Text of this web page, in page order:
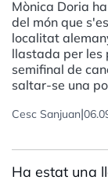
Mònica Doria
del món que
localitat
llastada per les
semifinal de
saltar-se una
Cesc Sanjuan|
Ha estat una